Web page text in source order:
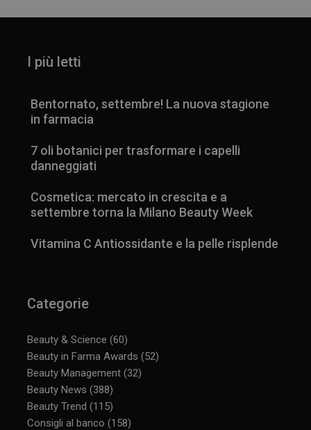
I più letti
Bentornato, settembre! La nuova stagione
in farmacia
7 oli botanici per trasformare i capelli
danneggiati
Cosmetica: mercato in crescita e a
settembre torna la Milano Beauty Week
Vitamina C Antiossidante e la pelle risplende
Categorie
Beauty & Science (60)
Beauty in Farma Awards (52)
Beauty Management (32)
Beauty News (388)
Beauty Trend (115)
Consigli al banco (158)